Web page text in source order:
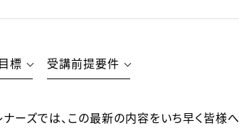
標 受講前提要件
ーズでは、この最新の内容をいち早く皆様へ